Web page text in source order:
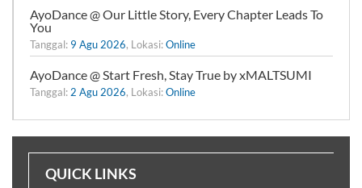
AyoDance @ Our Little Story, Every Chapter Leads To
You
Tanggal: 9 Agu 2026, Lokasi:Online
AyoDance @ Start Fresh, Stay True by xMALTSUMI
Tanggal: 2 Agu 2026, Lokasi:Online
QUICK LINKS